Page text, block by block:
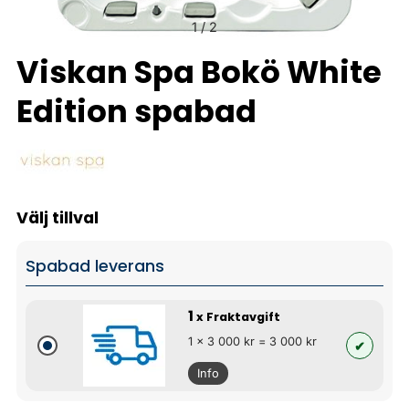
1/2
Viskan Spa Bokö White
Edition spabad
Välj tillval
Spabad leverans
1 x Fraktavgift
1 x 3 000 kr = 3 000 kr
Info